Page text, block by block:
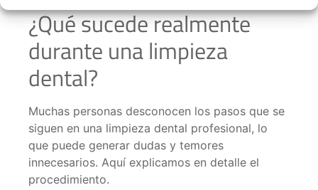
¿Qué sucede realmente
durante una limpieza
dental?
Muchas personas desconocen los pasos que se
siguen en una limpieza dental profesional, lo
que puede generar dudas y temores
innecesarios. Aquí explicamos en detalle el
procedimiento.